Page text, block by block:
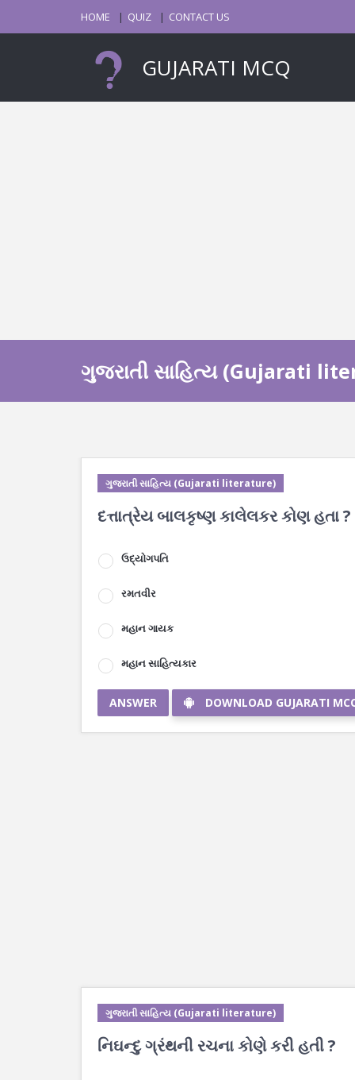
HOME QUIZ CONTACT US
GUJARATI MCQ
ગુજરાતી સાહિત્ય (Gujarati
ગુજરાતી સાહિત્ય (Gujarati literature)
દત્તાત્રેય બાલકૃષ્ણ કાલેલકર કોણ હતા ?
ઉદ્યોગપતિ
રમતવીર
મહાન ગાયક
મહાન સાહિત્યકાર
ANSWER DOWNLOAD GUJARATI
ગુજરાતી સાહિત્ય (Gujarati literature)
નિઘન્દુ ગ્રંથની રચના કોણે કરી હતી ?